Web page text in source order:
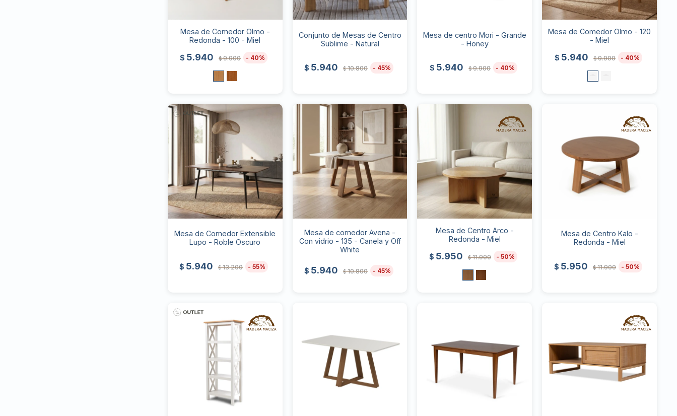
Mesa de Comedor Olmo -
Redonda - 100 - Miel
$ 5.940 $ 9.900 40
Conjunto de Mesas de Centro
Sublime - Natural
$ 5.940 $ 10.800 45
Mesa de centro Mori - Grande
- Honey
$ 5.940 $ 9.900 40
Mesa de Comedor Olmo - 120
- Miel
$ 5.940 $ 9.900 40
Mesa de Comedor Extensible
Lupo - Roble Oscuro
$ 5.940 $ 13.200 55
Mesa de comedor Avena -
Con vidrio - 135 - Canela y Off
White
$ 5.940 $ 10.800 45
Mesa de Centro Arco -
Redonda - Miel
$ 5.950 $ 11.900 50
Mesa de Centro Kalo -
Redonda - Miel
$ 5.950 $ 11.900 50